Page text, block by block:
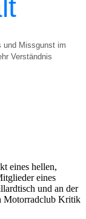
und Missgunst im
Verständnis